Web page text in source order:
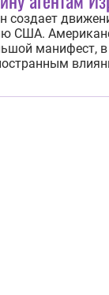
создает
США.
манифест,
имея в виду
войны,